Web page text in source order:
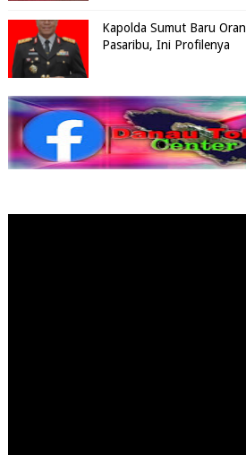
Kapolda Sumut Baru
Pasaribu, Ini Profilenya